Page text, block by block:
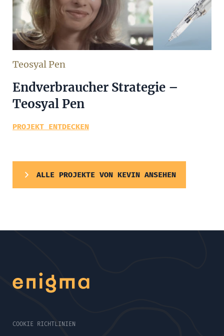
Teosyal Pen
Endverbraucher Strategie –
Teosyal Pen
PROJEKT ENTDECKEN
ALLE PROJEKTE VON KEVIN ANSEHEN
COOKIE RICHTLINIEN